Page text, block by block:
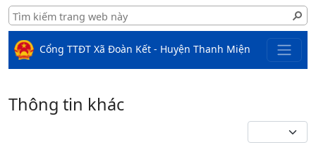
Cổng TTĐT Xã Đoàn Kết - Huyện Thanh Miện
Thông tin khác